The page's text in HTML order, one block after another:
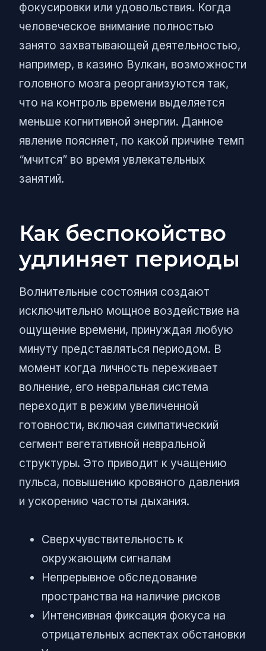
фокусировки или удовольствия. Когда
человеческое внимание полностью
занято захватывающей деятельностью,
например, в казино Вулкан, возможности
головного мозга реорганизуются так,
что на контроль времени выделяется
меньше когнитивной энергии. Данное
явление поясняет, по какой причине темп
“мчится” во время увлекательных
занятий.
Как беспокойство
удлиняет периоды
Волнительные состояния создают
исключительно мощное воздействие на
ощущение времени, принуждая любую
минуту представляться периодом. В
момент когда личность переживает
волнение, его невральная система
переходит в режим увеличенной
готовности, включая симпатический
сегмент вегетативной невральной
структуры. Это приводит к учащению
пульса, повышению кровяного давления
и ускорению частоты дыхания.
Сверхчувствительность к
окружающим сигналам
Непрерывное обследование
пространства на наличие рисков
Интенсивная фиксация фокуса на
отрицательных аспектах обстановки